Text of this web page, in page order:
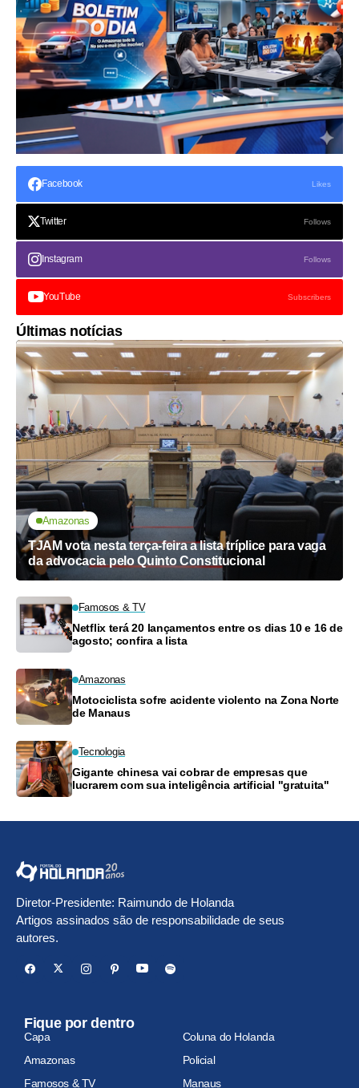
Facebook Likes
Twitter Follows
Instagram Follows
YouTube Subscribers
Últimas notícias
Amazonas
TJAM vota nesta terça-feira a lista tríplice para vaga
da advocacia pelo Quinto Constitucional
Famosos & TV
Netflix terá 20 lançamentos entre os dias 10 e 16 de
agosto; confira a lista
Amazonas
Motociclista sofre acidente violento na Zona Norte
de Manaus
Tecnologia
Gigante chinesa vai cobrar de empresas que
lucrarem com sua inteligência artificial "gratuita"
Diretor-Presidente: Raimundo de Holanda
Artigos assinados são de responsabilidade de seus
autores.
Fique por dentro
Capa
Coluna do Holanda
Amazonas
Policial
Famosos & TV
Manaus